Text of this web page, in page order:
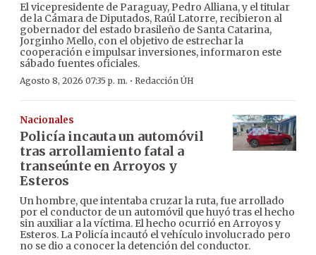
El vicepresidente de Paraguay, Pedro Alliana, y el titular
de la Cámara de Diputados, Raúl Latorre, recibieron al
gobernador del estado brasileño de Santa Catarina,
Jorginho Mello, con el objetivo de estrechar la
cooperación e impulsar inversiones, informaron este
sábado fuentes oficiales.
Agosto 8, 2026 07:35 p. m. · Redacción ÚH
Nacionales
Policía incauta un automóvil
tras arrollamiento fatal a
transeúnte en Arroyos y
Esteros
Un hombre, que intentaba cruzar la ruta, fue arrollado
por el conductor de un automóvil que huyó tras el hecho
sin auxiliar a la víctima. El hecho ocurrió en Arroyos y
Esteros. La Policía incautó el vehículo involucrado pero
no se dio a conocer la detención del conductor.